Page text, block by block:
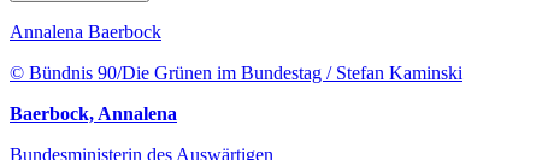
Annalena Baerbock
© Bündnis 90/Die Grünen im Bundestag / Stefan Kaminski
Baerbock, Annalena
Bundesministerin des Auswärtigen